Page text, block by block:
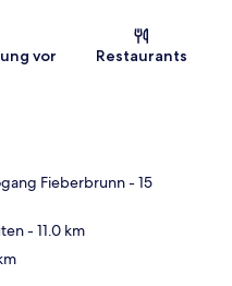
vor
Restaurants
Fieberbrunn- 15
- 11.0 km